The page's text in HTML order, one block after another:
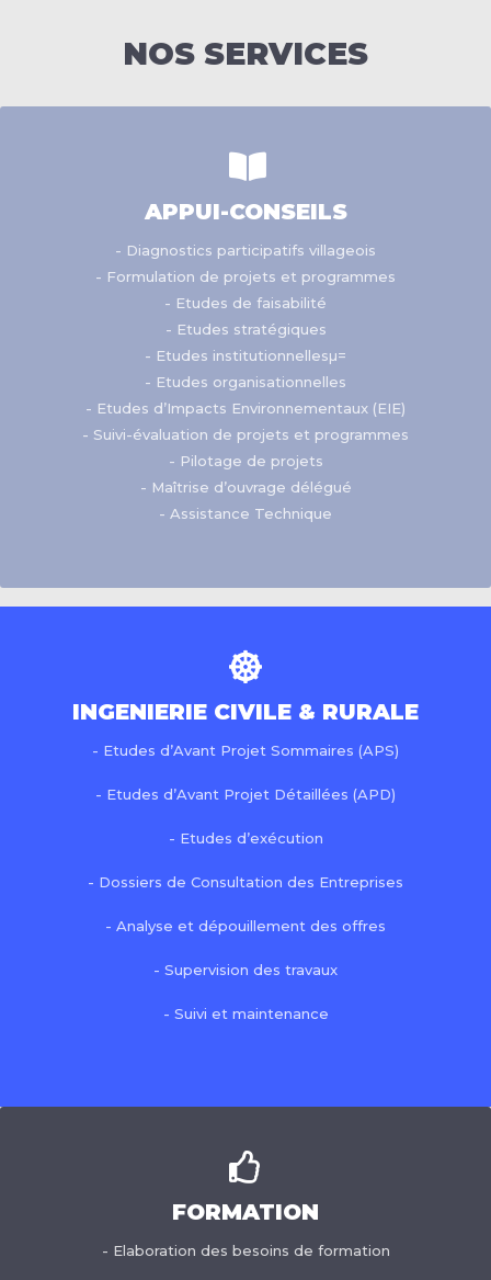
NOS SERVICES
APPUI-CONSEILS
- Diagnostics participatifs villageois
- Formulation de projets et programmes
- Etudes de faisabilité
- Etudes stratégiques
- Etudes institutionnellesµ=
- Etudes organisationnelles
- Etudes d’Impacts Environnementaux (EIE)
- Suivi-évaluation de projets et programmes
- Pilotage de projets
- Maîtrise d’ouvrage délégué
- Assistance Technique
INGENIERIE CIVILE & RURALE
- Etudes d’Avant Projet Sommaires (APS)
- Etudes d’Avant Projet Détaillées (APD)
- Etudes d’exécution
- Dossiers de Consultation des Entreprises
- Analyse et dépouillement des offres
- Supervision des travaux
- Suivi et maintenance
FORMATION
- Elaboration des besoins de formation